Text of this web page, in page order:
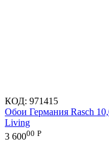
КОД: 971415
Обои Германия Rasch
Living
3 60000 Р